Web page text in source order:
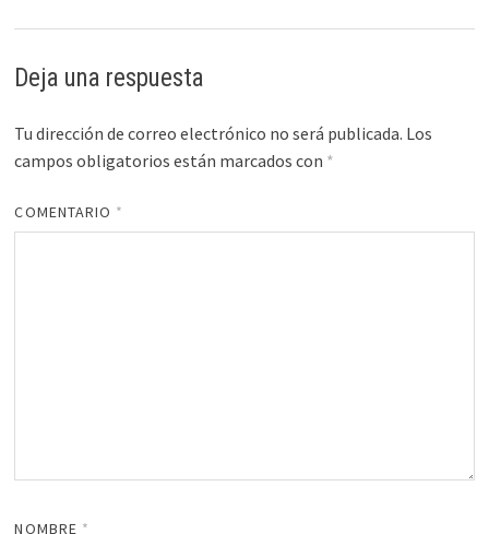
Deja una respuesta
Tu dirección de correo electrónico no será publicada. Los
campos obligatorios están marcados con *
COMENTARIO *
NOMBRE *